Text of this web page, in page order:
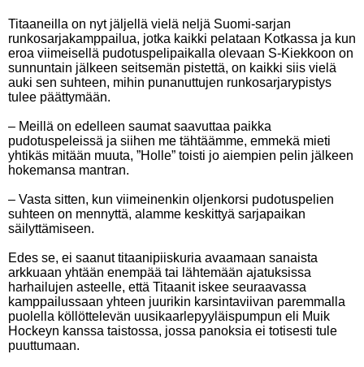
Titaaneilla on nyt jäljellä vielä neljä Suomi-sarjan
runkosarjakamppailua, jotka kaikki pelataan Kotkassa ja kun
eroa viimeisellä pudotuspelipaikalla olevaan S-Kiekkoon on
sunnuntain jälkeen seitsemän pistettä, on kaikki siis vielä
auki sen suhteen, mihin punanuttujen runkosarjarypistys
tulee päättymään.
– Meillä on edelleen saumat saavuttaa paikka
pudotuspeleissä ja siihen me tähtäämme, emmekä mieti
yhtikäs mitään muuta, ”Holle” toisti jo aiempien pelin jälkeen
hokemansa mantran.
– Vasta sitten, kun viimeinenkin oljenkorsi pudotuspelien
suhteen on mennyttä, alamme keskittyä sarjapaikan
säilyttämiseen.
Edes se, ei saanut titaanipiiskuria avaamaan sanaista
arkkuaan yhtään enempää tai lähtemään ajatuksissa
harhailujen asteelle, että Titaanit iskee seuraavassa
kamppailussaan yhteen juurikin karsintaviivan paremmalla
puolella köllöttelevän uusikaarlepyyläispumpun eli Muik
Hockeyn kanssa taistossa, jossa panoksia ei totisesti tule
puuttumaan.